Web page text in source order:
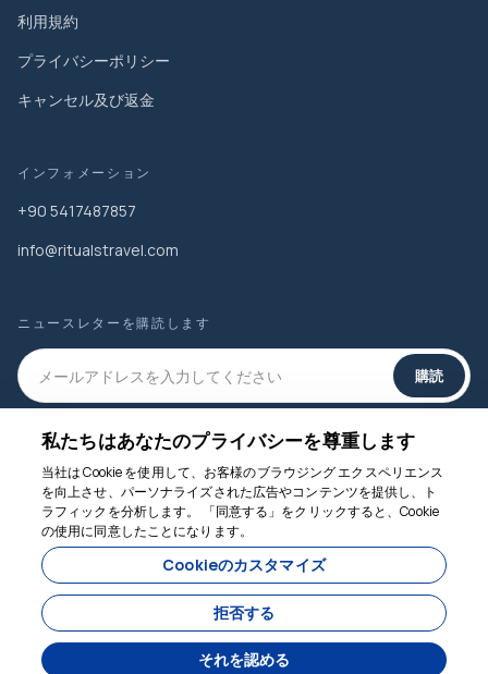
利用規約
プライバシーポリシー
キャンセル及び返金
インフォメーション
+90 5417487857
info@ritualstravel.com
ニュースレターを購読します
購読
ソーシャルメディア
によって開発された
私たちはあなたのプライバシーを尊重します
当社は Cookie を使用して、お客様のブラウジング エクスペリエンス
を向上させ、パーソナライズされた広告やコンテンツを提供し、ト
ラフィックを分析します。 「同意する」をクリックすると、Cookie
の使用に同意したことになります。
Cookieのカスタマイズ
拒否する
それを認める
お手伝いします